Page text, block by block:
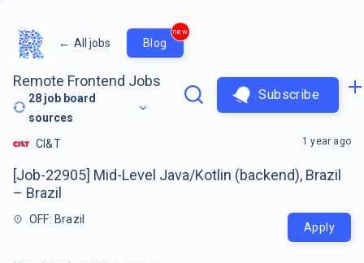
← All jobs Blog
new
Remote Frontend Jobs
28 job board
sources
Subscribe
CI&T
[Job-22905] Mid-Level Java/Kotlin (backend), Brazil
– Brazil
OFF: Brazil
1 year ago
Apply